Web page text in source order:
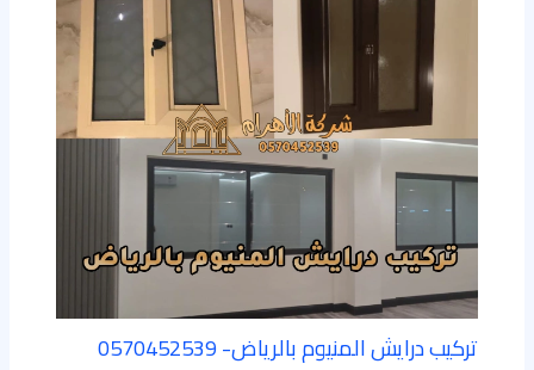
تركيب درايش المنيوم بالرياض- 0570452539